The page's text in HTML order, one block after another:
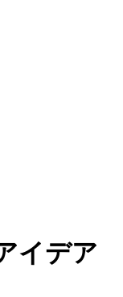
イデア